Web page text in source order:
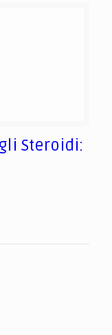
Steroidi: